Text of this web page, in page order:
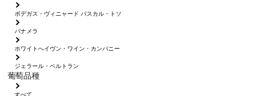
ボデガス・ヴィニャード パスカル・トソ
パナメラ
ホワイトへイヴン・ワイン・カンパニー
ジェラール・ベルトラン
葡萄品種
すべて